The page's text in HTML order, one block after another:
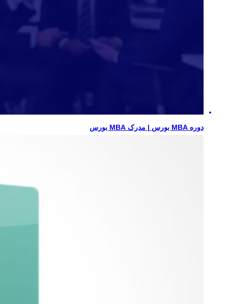
دوره MBA بورس | مدرک MBA بورس